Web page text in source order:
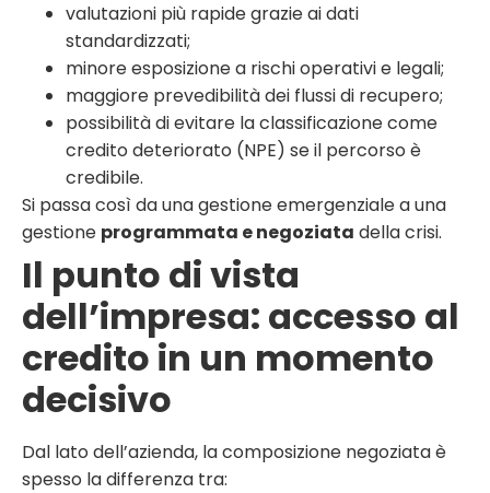
valutazioni più rapide grazie ai dati
standardizzati;
minore esposizione a rischi operativi e legali;
maggiore prevedibilità dei flussi di recupero;
possibilità di evitare la classificazione come
credito deteriorato (NPE) se il percorso è
credibile.
Si passa così da una gestione emergenziale a una
gestione programmata e negoziata della crisi.
Il punto di vista
dell’impresa: accesso al
credito in un momento
decisivo
Dal lato dell’azienda, la composizione negoziata è
spesso la differenza tra: